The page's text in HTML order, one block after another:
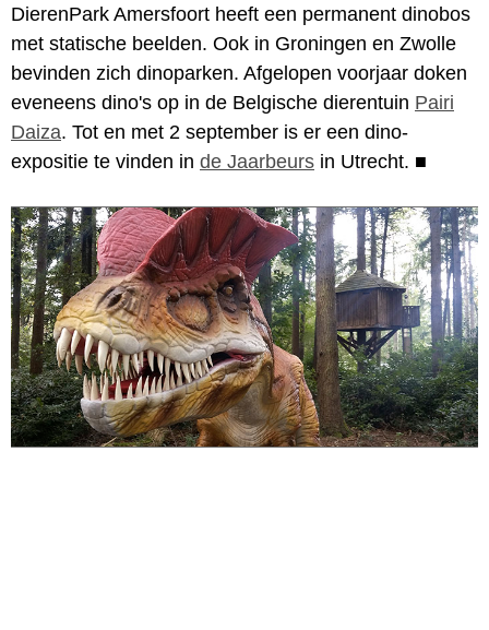
DierenPark Amersfoort heeft een permanent dinobos
met statische beelden. Ook in Groningen en Zwolle
bevinden zich dinoparken. Afgelopen voorjaar doken
eveneens dino's op in de Belgische dierentuin Pairi
Daiza. Tot en met 2 september is er een dino-
expositie te vinden in de Jaarbeurs in Utrecht. ■